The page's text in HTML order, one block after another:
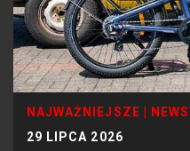
NAJWAŻNIEJSZE
29 LIPCA 2026